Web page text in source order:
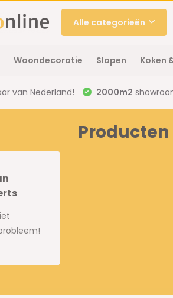
Alle categorieën
Woondecoratie Slapen Koken
van Nederland! 2000m2